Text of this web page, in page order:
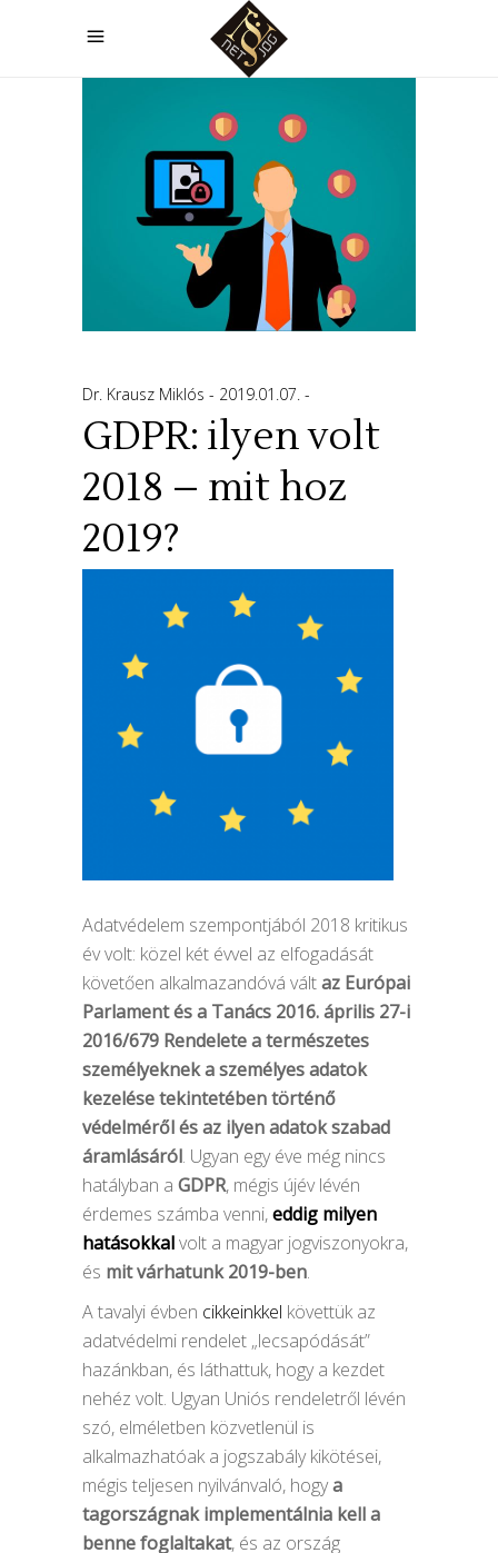
Dr. Krausz Miklós 2019.01.07.
GDPR: ilyen volt
2018 – mit hoz
2019?
Adatvédelem szempontjából 2018 kritikus
év volt: közel két évvel az elfogadását
követően alkalmazandóvá váltaz Európai
Parlament és a Tanács 2016. április 27-i
2016/679 Rendelete a természetes
személyeknek a személyes adatok
kezelése tekintetében történő
védelméről és az ilyen adatok szabad
áramlásáról. Ugyan egy éve még nincs
hatályban a GDPR, mégis újév lévén
érdemes számba venni,eddig milyen
hatásokkalvolt a magyar jogviszonyokra,
és mit várhatunk 2019-ben.
A tavalyi évben cikkeinkkel követtük az
adatvédelmi rendelet „lecsapódását”
hazánkban, és láthattuk, hogy a kezdet
nehéz volt. Ugyan Uniós rendeletről lévén
szó, elméletben közvetlenül is
alkalmazhatóak a jogszabály kikötései,
mégis teljesen nyilvánvaló, hogya
tagországnak implementálnia kell a
benne foglaltakat, és az ország